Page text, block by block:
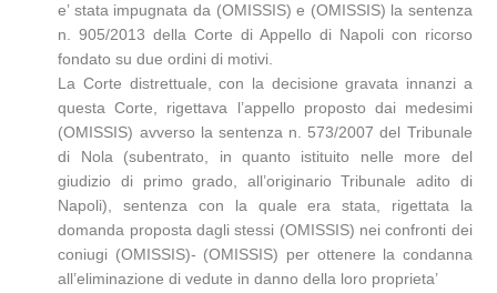
e’ stata impugnata da (OMISSIS) e (OMISSIS) la sentenza
n. 905/2013 della Corte di Appello di Napoli con ricorso
fondato su due ordini di motivi.
La Corte distrettuale, con la decisione gravata innanzi a
questa Corte, rigettava l’appello proposto dai medesimi
(OMISSIS) avverso la sentenza n. 573/2007 del Tribunale
di Nola (subentrato, in quanto istituito nelle more del
giudizio di primo grado, all’originario Tribunale adito di
Napoli), sentenza con la quale era stata, rigettata la
domanda proposta dagli stessi (OMISSIS) nei confronti dei
coniugi (OMISSIS)- (OMISSIS) per ottenere la condanna
all’eliminazione di vedute in danno della loro proprieta’